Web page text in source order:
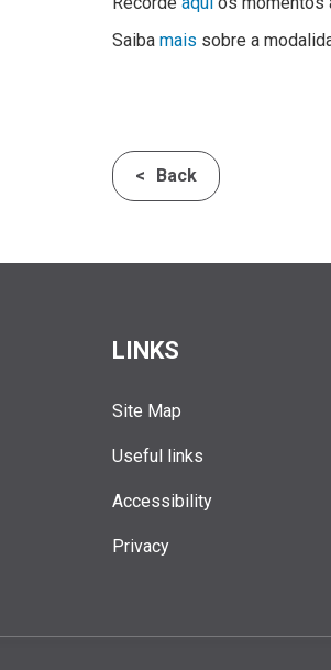
Saiba mais sobre a
Back
LINKS
Site Map
Useful links
Accessibility
Privacy